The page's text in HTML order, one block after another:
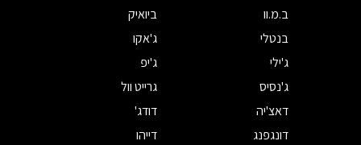
ב.מ.וו
ביואיק
בנטלי
ג'אקו
ג'ילי
ג'יפ
ג'נסיס
גרייט וול
דאצ'יה
דודג'
דונגפנג
דייהו